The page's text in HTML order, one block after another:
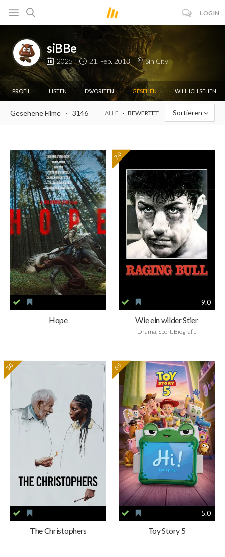
LOGIN
siBBe
2025 21. Feb. 2013 Sin City
PROFIL LISTEN FAVORITEN GESEHEN WILL ICH SEHEN
Gesehene Filme 3146 ALLE BEWERTET Sortieren
Hope
7.0
9.0
Wie ein wilder Stier
Drama, Sport, Biografie
3.0
The Christophers
6.5
5.0
Toy Story 5